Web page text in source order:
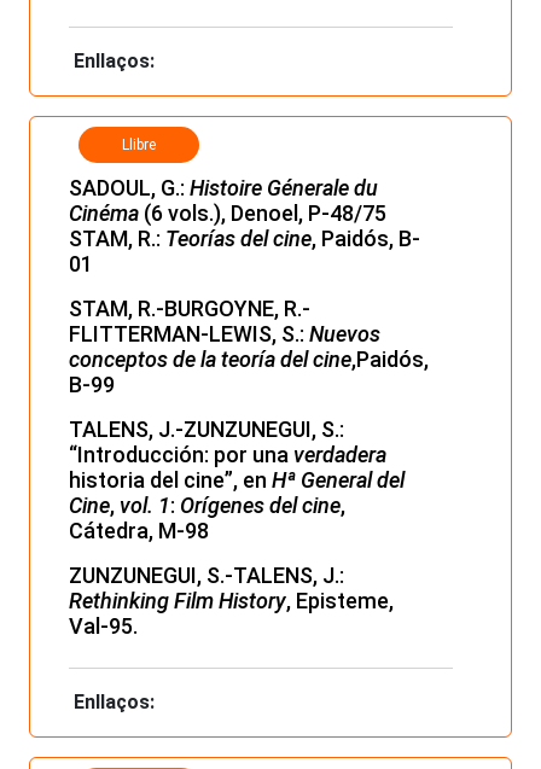
Enllaços:
Llibre
SADOUL, G.: Histoire Génerale du
Cinéma (6 vols.), Denoel, P-48/75
STAM, R.: Teorías del cine, Paidós, B-
01
STAM­, R.-BURGOYNE, R.-
FLITTERMAN-LEWIS, S.: Nuevos
conceptos de la teoría del cine,Paidós,
B-99
TALENS, J.-ZUNZUNEGUI, S.:
“Introducción: por una verdadera
historia del cine”, en Hª General del
Cine, vol. 1: Orígenes del cine,
Cátedra, M-98
ZUNZUNEGUI, S.-TALENS, J.:
Rethinking Film History, Episteme,
Val-95.
Enllaços: